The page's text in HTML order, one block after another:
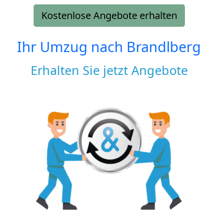
Kostenlose Angebote erhalten
Ihr Umzug nach Brandlberg
Erhalten Sie jetzt Angebote